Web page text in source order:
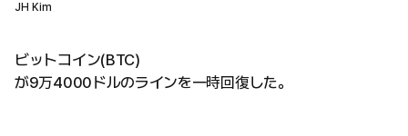
JH Kim
ビットコイン(BTC)
が9万4000ドルのラインを一時回復した。